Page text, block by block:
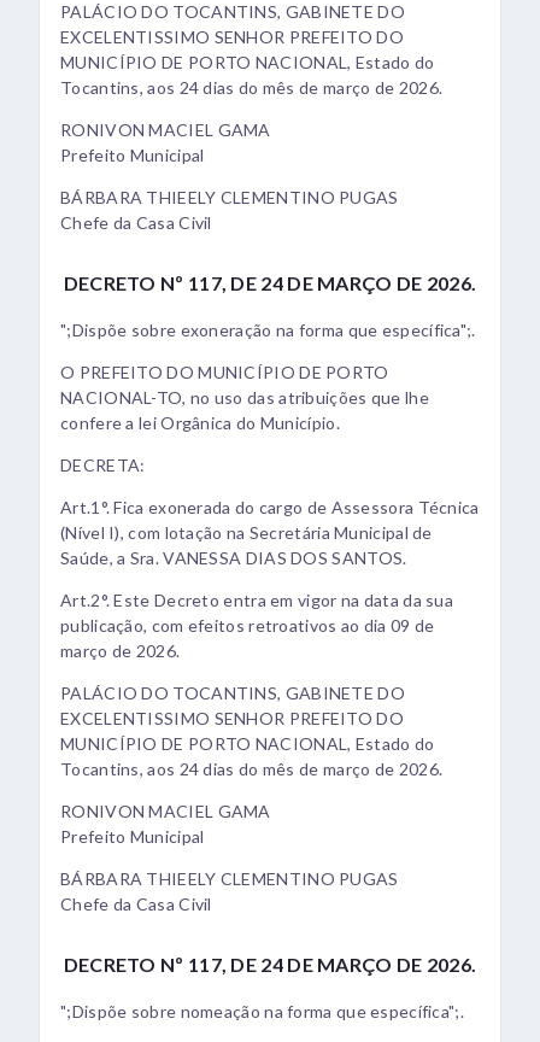
PALÁCIO DO TOCANTINS, GABINETE DO
EXCELENTISSIMO SENHOR PREFEITO DO
MUNICÍPIO DE PORTO NACIONAL, Estado do
Tocantins, aos 24 dias do mês de março de 2026.
RONIVON MACIEL GAMA
Prefeito Municipal
BÁRBARA THIEELY CLEMENTINO PUGAS
Chefe da Casa Civil
DECRETO Nº 117, DE 24 DE MARÇO DE 2026.
";Dispõe sobre exoneração na forma que específica";.
O PREFEITO DO MUNICÍPIO DE PORTO
NACIONAL-TO, no uso das atribuições que lhe
confere a lei Orgânica do Município.
DECRETA:
Art.1°. Fica exonerada do cargo de Assessora Técnica
(Nível I), com lotação na Secretária Municipal de
Saúde, a Sra. VANESSA DIAS DOS SANTOS.
Art.2°. Este Decreto entra em vigor na data da sua
publicação, com efeitos retroativos ao dia 09 de
março de 2026.
PALÁCIO DO TOCANTINS, GABINETE DO
EXCELENTISSIMO SENHOR PREFEITO DO
MUNICÍPIO DE PORTO NACIONAL, Estado do
Tocantins, aos 24 dias do mês de março de 2026.
RONIVON MACIEL GAMA
Prefeito Municipal
BÁRBARA THIEELY CLEMENTINO PUGAS
Chefe da Casa Civil
DECRETO Nº 117, DE 24 DE MARÇO DE 2026.
";Dispõe sobre nomeação na forma que específica";.